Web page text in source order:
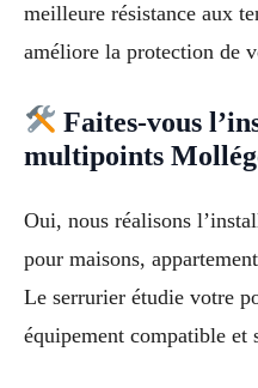
meilleure résistance aux
améliore la protection de
Faites-vous
multipoints
Oui, nous réalisons
pour maisons,
Le serrurier étudie votre
équipement compatible et